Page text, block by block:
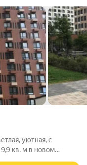
уютная, с
кв. м в новом